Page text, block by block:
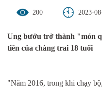
200 2023-
Ung bướu trở thành "món
tiên của chàng trai 18 tuổi
"Năm 2016, trong khi chạy